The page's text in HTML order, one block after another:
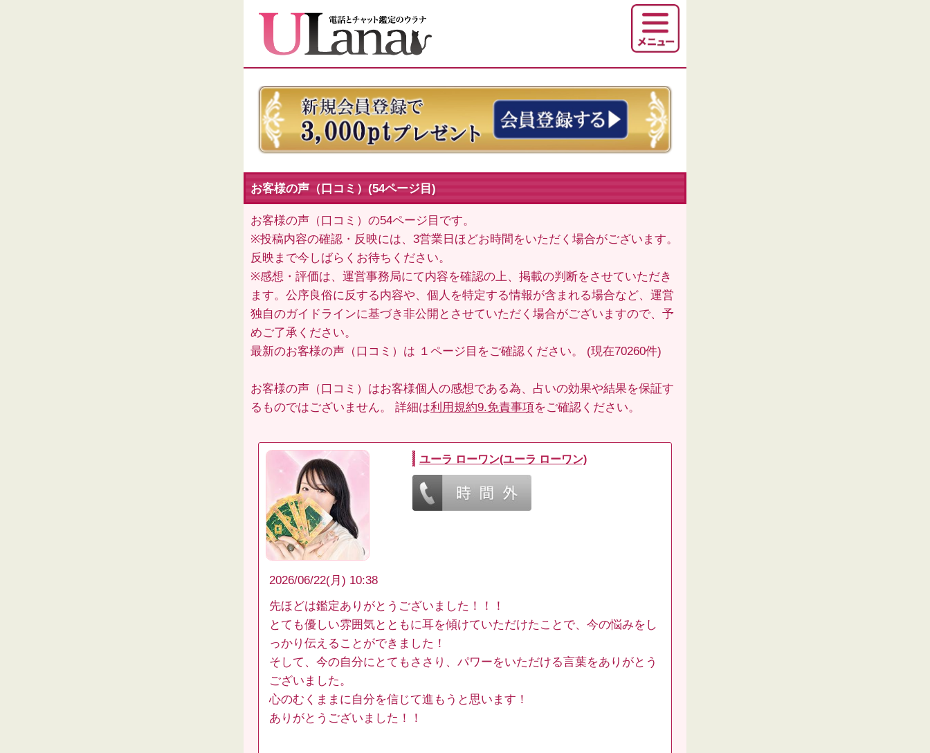
お客様の声（口コミ）(54ページ目)
お客様の声（口コミ）の54ページ目です。
※投稿内容の確認・反映には、3営業日ほどお時間をいただく場合がございます。
反映まで今しばらくお待ちください。
※感想・評価は、運営事務局にて内容を確認の上、掲載の判断をさせていただき
ます。公序良俗に反する内容や、個人を特定する情報が含まれる場合など、運営
独自のガイドラインに基づき非公開とさせていただく場合がございますので、予
めご了承ください。
最新のお客様の声（口コミ）は １ページ目 をご確認ください。 (現在70260件)
お客様の声（口コミ）はお客様個人の感想である為、占いの効果や結果を保証す
るものではございません。 詳細は利用規約9.免責事項をご確認ください。
ユーラ ローワン(ユーラ ローワン)
2026/06/22(月) 10:38
先ほどは鑑定ありがとうございました！！！
とても優しい雰囲気とともに耳を傾けていただけたことで、今の悩みをし
っかり伝えることができました！
そして、今の自分にとてもささり、パワーをいただける言葉をありがとう
ございました。
心のむくままに自分を信じて進もうと思います！
ありがとうございました！！